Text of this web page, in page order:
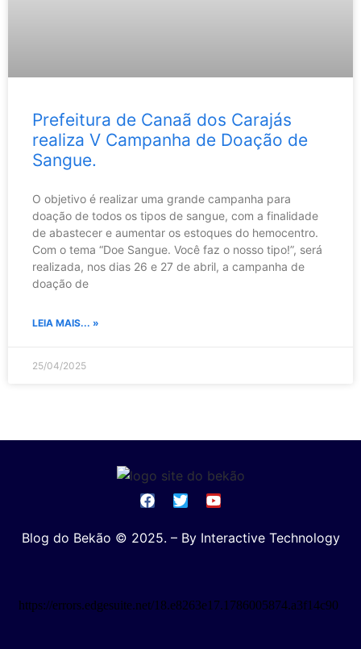
Prefeitura de Canaã dos Carajás
realiza V Campanha de Doação de
Sangue.
O objetivo é realizar uma grande campanha para
doação de todos os tipos de sangue, com a finalidade
de abastecer e aumentar os estoques do hemocentro.
Com o tema “Doe Sangue. Você faz o nosso tipo!”, será
realizada, nos dias 26 e 27 de abril, a campanha de
doação de
LEIA MAIS... »
25/04/2025
Blog do Bekão © 2025. – By Interactive Technology